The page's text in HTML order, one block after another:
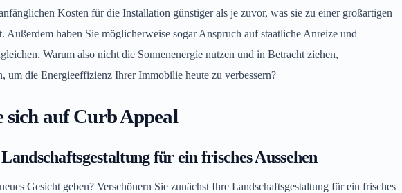
Kosten für die Installation günstiger als je zuvor, was sie zu einer großartigen
haben Sie möglicherweise sogar Anspruch auf staatliche Anreize und
Warum also nicht die Sonnenenergie nutzen und in Betracht ziehen,
um die Energieeffizienz Ihrer Immobilie heute zu verbessern?
sich auf Curb Appeal
für ein frisches Aussehen
Gesicht geben? Verschönern Sie zunächst Ihre Landschaftsgestaltung für ein frisches